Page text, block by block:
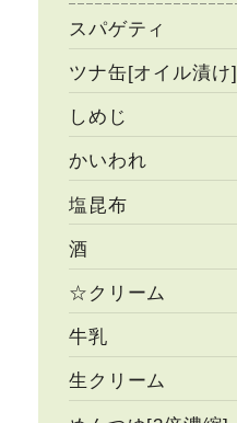
スパゲティ
ツナ缶[オイル漬け]
しめじ
かいわれ
塩昆布
酒
☆クリーム
牛乳
生クリーム